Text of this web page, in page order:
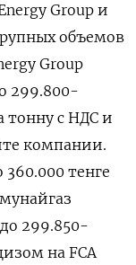
Group и
объемов
Group
299.800-
тонну с НДС и
компании.
тенге
299.850-
на FCA